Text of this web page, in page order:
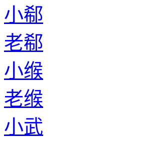
小郗
老郗
小缑
老缑
小武